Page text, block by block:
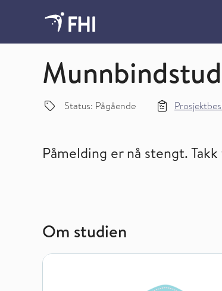
Oversikt over studier innen
Status: Pågående
Påmelding er nå stengt.
Om studien
Om studien